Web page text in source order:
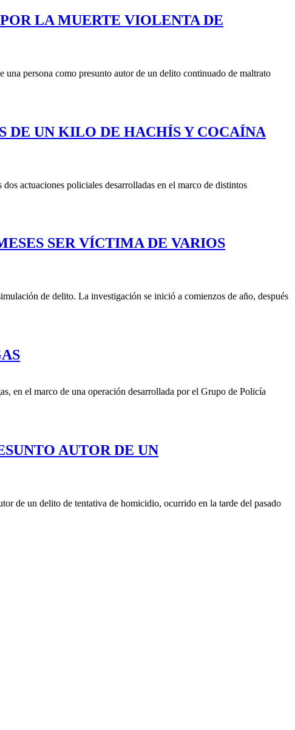
LA MUERTE VIOLENTA DE
persona como presunto autor de un delito continuado de maltrato
DE UN KILO DE HACHÍS Y COCAÍNA
actuaciones policiales desarrolladas en el marco de distintos
SER VÍCTIMA DE VARIOS
de delito. La investigación se inició a comienzos de año, después
en el marco de una operación desarrollada por el Grupo de Policía
AUTOR DE UN
de un delito de tentativa de homicidio, ocurrido en la tarde del pasado